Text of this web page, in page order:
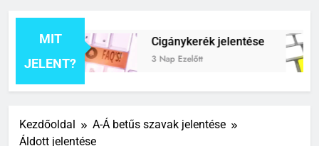
MIT
JELENT?
Cigánykerék jelentése
3 Nap Ezelőtt
Kezdőoldal
A-Á betűs szavak jelentése
Áldott jelentése